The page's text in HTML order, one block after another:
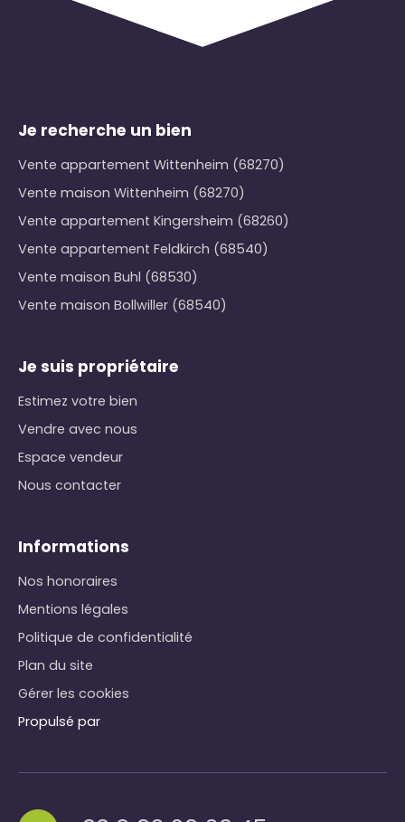
Je recherche un bien
Vente appartement Wittenheim (68270)
Vente maison Wittenheim (68270)
Vente appartement Kingersheim (68260)
Vente appartement Feldkirch (68540)
Vente maison Buhl (68530)
Vente maison Bollwiller (68540)
Je suis propriétaire
Estimez votre bien
Vendre avec nous
Espace vendeur
Nous contacter
Informations
Nos honoraires
Mentions légales
Politique de confidentialité
Plan du site
Gérer les cookies
Propulsé par